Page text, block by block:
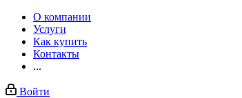
О компании
Услуги
Как купить
Контакты
...
Войти